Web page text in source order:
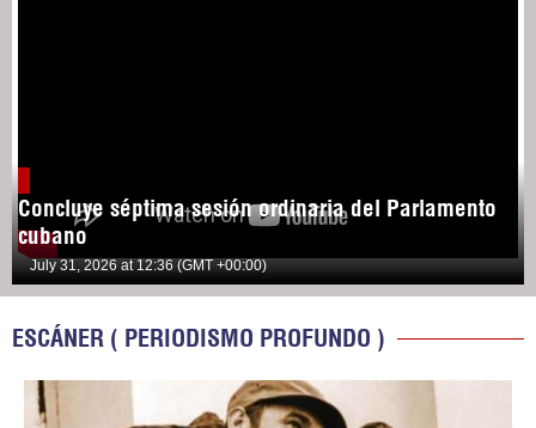
Concluye séptima sesión ordinaria del Parlamento
cubano
July 31, 2026 at 12:36 (GMT +00:00)
ESCÁNER ( PERIODISMO PROFUNDO )